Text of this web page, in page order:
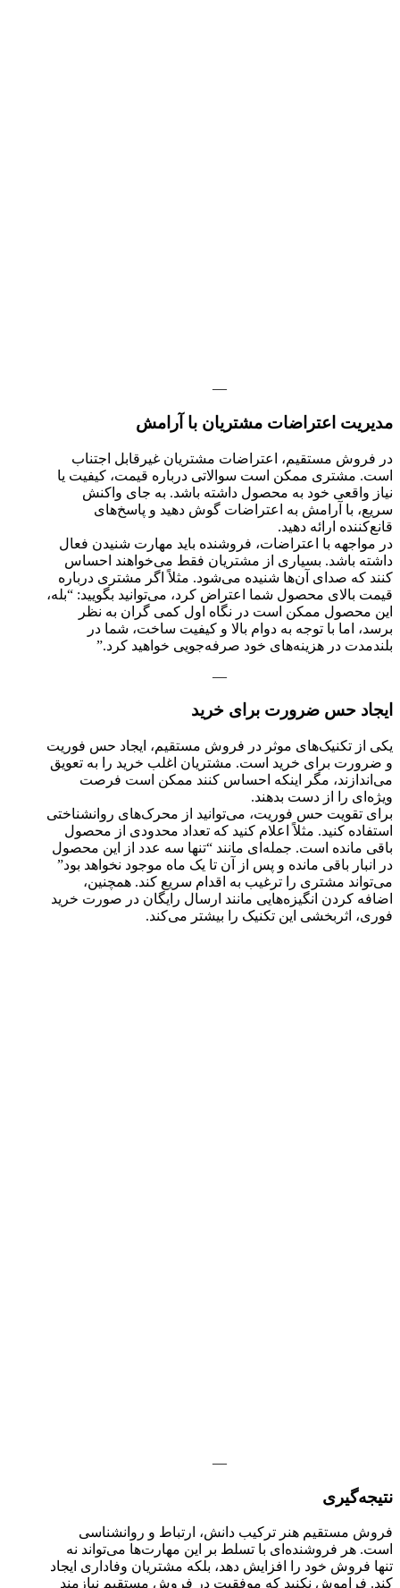
—
مدیریت اعتراضات مشتریان با آرامش
در فروش مستقیم، اعتراضات مشتریان غیرقابل اجتناب
است. مشتری ممکن است سوالاتی درباره قیمت، کیفیت یا
نیاز واقعی خود به محصول داشته باشد. به جای واکنش
سریع، با آرامش به اعتراضات گوش دهید و پاسخ‌های
قانع‌کننده ارائه دهید.
در مواجهه با اعتراضات، فروشنده باید مهارت شنیدن فعال
داشته باشد. بسیاری از مشتریان فقط می‌خواهند احساس
کنند که صدای آن‌ها شنیده می‌شود. مثلاً اگر مشتری درباره
قیمت بالای محصول شما اعتراض کرد، می‌توانید بگویید: “بله،
این محصول ممکن است در نگاه اول کمی گران به نظر
برسد، اما با توجه به دوام بالا و کیفیت ساخت، شما در
بلندمدت در هزینه‌های خود صرفه‌جویی خواهید کرد.”
—
ایجاد حس ضرورت برای خرید
یکی از تکنیک‌های موثر در فروش مستقیم، ایجاد حس فوریت
و ضرورت برای خرید است. مشتریان اغلب خرید را به تعویق
می‌اندازند، مگر اینکه احساس کنند ممکن است فرصت
ویژه‌ای را از دست بدهند.
برای تقویت حس فوریت، می‌توانید از محرک‌های روانشناختی
استفاده کنید. مثلاً اعلام کنید که تعداد محدودی از محصول
باقی مانده است. جمله‌ای مانند “تنها سه عدد از این محصول
در انبار باقی مانده و پس از آن تا یک ماه موجود نخواهد بود”
می‌تواند مشتری را ترغیب به اقدام سریع کند. همچنین،
اضافه کردن انگیزه‌هایی مانند ارسال رایگان در صورت خرید
فوری، اثربخشی این تکنیک را بیشتر می‌کند.
—
نتیجه‌گیری
فروش مستقیم هنر ترکیب دانش، ارتباط و روانشناسی
است. هر فروشنده‌ای با تسلط بر این مهارت‌ها می‌تواند نه
تنها فروش خود را افزایش دهد، بلکه مشتریان وفاداری ایجاد
کند. فراموش نکنید که موفقیت در فروش مستقیم نیازمند